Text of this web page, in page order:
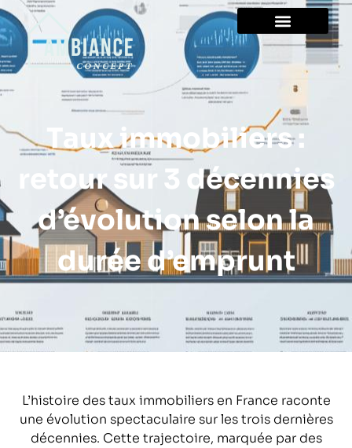
Taux immobiliers :
retour sur 3 décennies
d’évolution selon la
durée d’emprunt
L’histoire des taux immobiliers en France raconte
une évolution spectaculaire sur les trois dernières
décennies. Cette trajectoire, marquée par des